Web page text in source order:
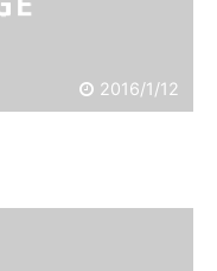
2016/1/12